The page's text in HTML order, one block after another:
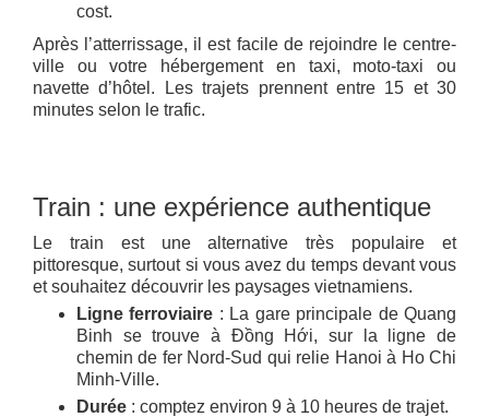
cost.
Après l’atterrissage, il est facile de rejoindre le centre-
ville ou votre hébergement en taxi, moto-taxi ou
navette d’hôtel. Les trajets prennent entre 15 et 30
minutes selon le trafic.
Train : une expérience authentique
Le train est une alternative très populaire et
pittoresque, surtout si vous avez du temps devant vous
et souhaitez découvrir les paysages vietnamiens.
Ligne ferroviaire : La gare principale de Quang
Binh se trouve à Đồng Hới, sur la ligne de
chemin de fer Nord-Sud qui relie Hanoi à Ho Chi
Minh-Ville.
Durée : comptez environ 9 à 10 heures de trajet.